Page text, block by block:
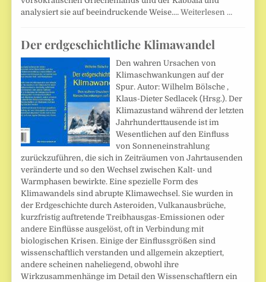
analysiert sie auf beeindruckende Weise.…Weiterlesen …
Der erdgeschichtliche Klimawandel
Den wahren Ursachen von
Klimaschwankungen auf der
Spur. Autor: Wilhelm Bölsche ,
Klaus-Dieter Sedlacek (Hrsg.). Der
Klimazustand während der letzten
Jahrhunderttausende ist im
Wesentlichen auf den Einfluss
von Sonneneinstrahlung
zurückzuführen, die sich in Zeiträumen von Jahrtausenden
veränderte und so den Wechsel zwischen Kalt- und
Warmphasen bewirkte. Eine spezielle Form des
Klimawandels sind abrupte Klimawechsel. Sie wurden in
der Erdgeschichte durch Asteroiden, Vulkanausbrüche,
kurzfristig auftretende Treibhausgas-Emissionen oder
andere Einflüsse ausgelöst, oft in Verbindung mit
biologischen Krisen. Einige der Einflussgrößen sind
wissenschaftlich verstanden und allgemein akzeptiert,
andere scheinen naheliegend, obwohl ihre
Wirkzusammenhänge im Detail den Wissenschaftlern ein